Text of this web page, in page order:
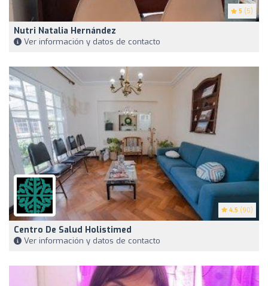
5 (5)
Nutri Natalia Hernández
Ver información y datos de contacto
4.5 (90)
Centro De Salud Holistimed
Ver información y datos de contacto